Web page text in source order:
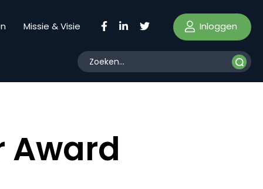
Missie & Visie Inloggen
Award